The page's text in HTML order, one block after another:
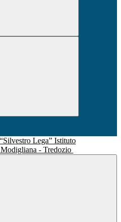
Istituto
Modigliana - Tredozio